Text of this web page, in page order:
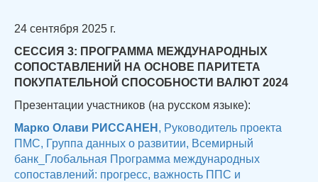
24 сентября 2025 г.
СЕССИЯ 3: ПРОГРАММА МЕЖДУНАРОДНЫХ
СОПОСТАВЛЕНИЙ НА ОСНОВЕ ПАРИТЕТА
ПОКУПАТЕЛЬНОЙ СПОСОБНОСТИ ВАЛЮТ 2024
Презентации участников (на русском языке):
Марко Олави РИССАНЕН , Руководитель проекта
ПМС, Группа данных о развитии, Всемирный
банк_Глобальная Программа международных
сопоставлений: прогресс, важность ППС и